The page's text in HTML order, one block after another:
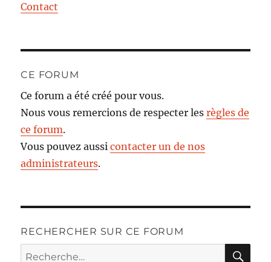
Contact
CE FORUM
Ce forum a été créé pour vous.
Nous vous remercions de respecter lesrègles de
ce forum.
Vous pouvez aussicontacter un de nos
administrateurs.
RECHERCHER SUR CE FORUM
Recherche